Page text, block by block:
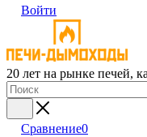
Войти
20 лет на рынке печей,
Сравнение0